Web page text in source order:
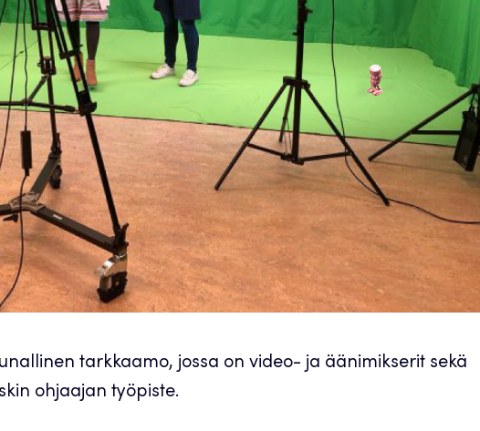
tarkkaamo, jossa on video- ja äänimikserit sekä
ohjaajan työpiste.